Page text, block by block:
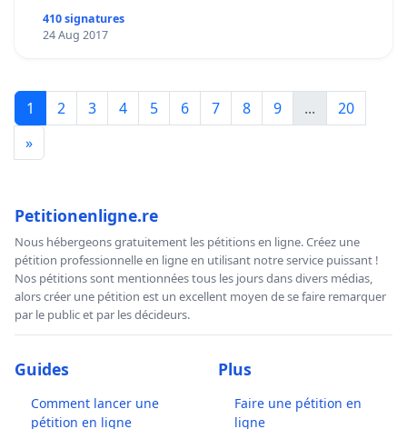
410 signatures
24 Aug 2017
1 2 3 4 5 6 7 8 9 ...
20
»
Petitionenligne.re
Nous hébergeons gratuitement les pétitions en ligne. Créez une
pétition professionnelle en ligne en utilisant notre service puissant !
Nos pétitions sont mentionnées tous les jours dans divers médias,
alors créer une pétition est un excellent moyen de se faire remarquer
par le public et par les décideurs.
Guides
Comment lancer une
pétition en ligne
Plus
Faire une pétition en
ligne